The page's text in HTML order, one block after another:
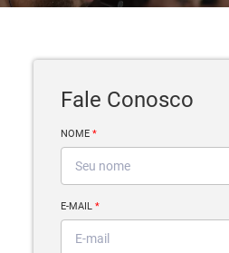
Fale Conosco
NOME*
E-MAIL*